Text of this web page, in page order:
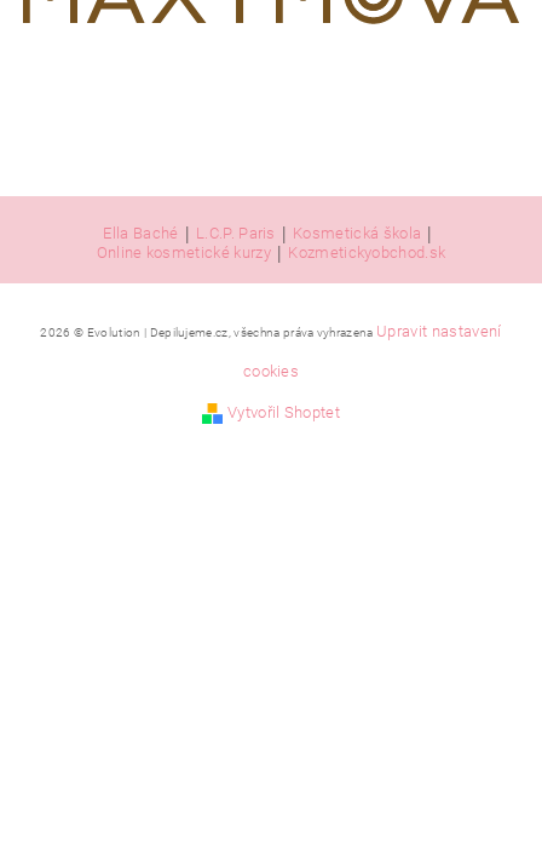
Ella Baché | L.C.P. Paris | Kosmetická škola |
Online kosmetické kurzy | Kozmetickyobchod.sk
2026 © Evolution | Depilujeme.cz, všechna práva vyhrazena Upravit nastavení
cookies
Vytvořil Shoptet